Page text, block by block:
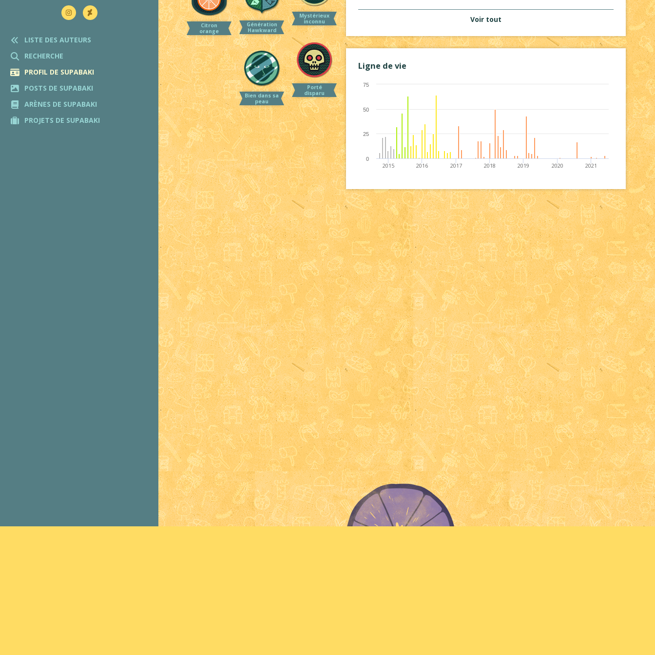
LISTE DES AUTEURS
RECHERCHE
PROFIL DE SUPABAKI
POSTS DE SUPABAKI
ARÈNES DE SUPABAKI
PROJETS DE SUPABAKI
Citron
orange
Génération
Hawkward
Mystérieux
inconnu
Porté
disparu
Bien dans sa
peau
Voir tout
Ligne de vie
2015 2016 2017 2018 2019 2020 2021
0
25
50
75